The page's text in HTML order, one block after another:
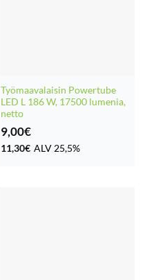
Työmaavalaisin Powertube
LED L 186 W, 17500 lumenia,
netto
9,00€
11,30€ ALV 25,5%